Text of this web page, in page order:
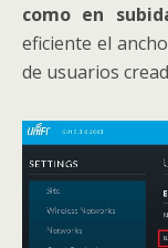
como en
eficiente el
de usuarios